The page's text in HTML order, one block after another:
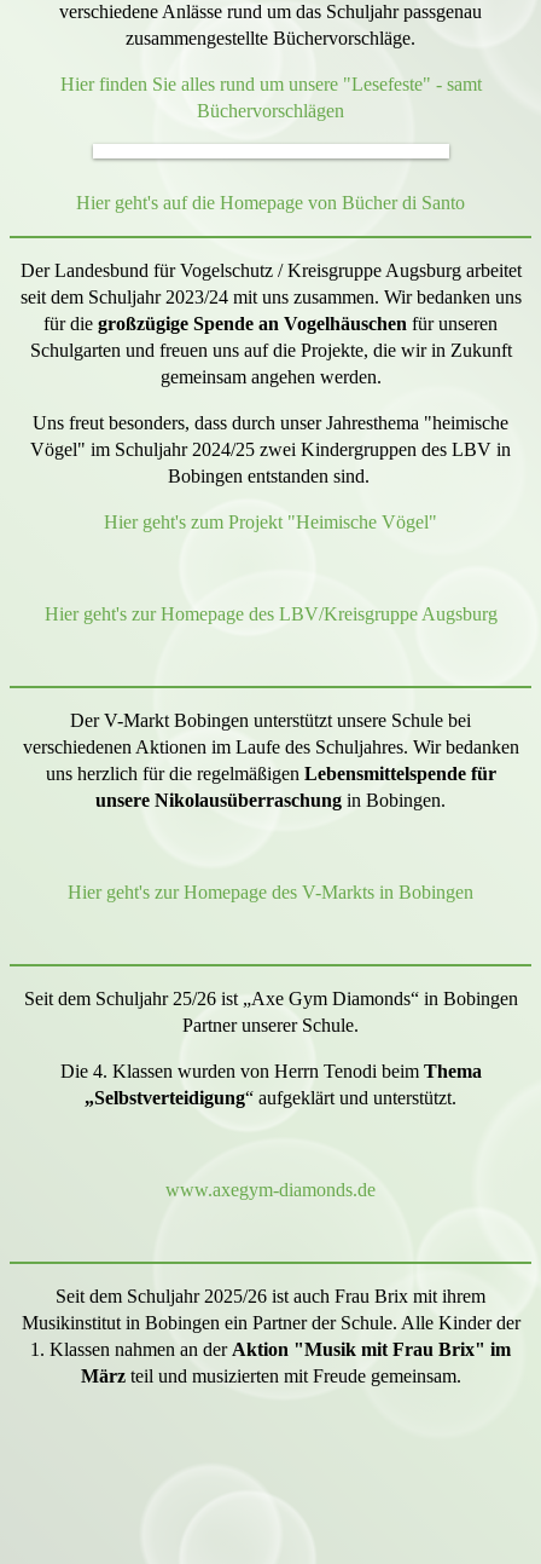
verschiedene Anlässe rund um das Schuljahr passgenau
zusammengestellte Büchervorschläge.
Hier finden Sie alles rund um unsere "Lesefeste" - samt
Büchervorschlägen
Hier geht's auf die Homepage von Bücher di Santo
Der Landesbund für Vogelschutz / Kreisgruppe Augsburg arbeitet
seit dem Schuljahr 2023/24 mit uns zusammen. Wir bedanken uns
für die großzügige Spende an Vogelhäuschen für unseren
Schulgarten und freuen uns auf die Projekte, die wir in Zukunft
gemeinsam angehen werden.
Uns freut besonders, dass durch unser Jahresthema "heimische
Vögel" im Schuljahr 2024/25 zwei Kindergruppen des LBV in
Bobingen entstanden sind.
Hier geht's zum Projekt "Heimische Vögel"
Hier geht's zur Homepage des LBV/Kreisgruppe Augsburg
Der V-Markt Bobingen unterstützt unsere Schule bei
verschiedenen Aktionen im Laufe des Schuljahres. Wir bedanken
uns herzlich für die regelmäßigen Lebensmittelspende für
unsere Nikolausüberraschung in Bobingen.
Hier geht's zur Homepage des V-Markts in Bobingen
Seit dem Schuljahr 25/26 ist „Axe Gym Diamonds“ in Bobingen
Partner unserer Schule.
Die 4. Klassen wurden von Herrn Tenodi beim Thema
„Selbstverteidigung“ aufgeklärt und unterstützt.
www.axegym-diamonds.de
Seit dem Schuljahr 2025/26 ist auch Frau Brix mit ihrem
Musikinstitut in Bobingen ein Partner der Schule. Alle Kinder der
1. Klassen nahmen an der Aktion "Musik mit Frau Brix" im
Märzteil und musizierten mit Freude gemeinsam.